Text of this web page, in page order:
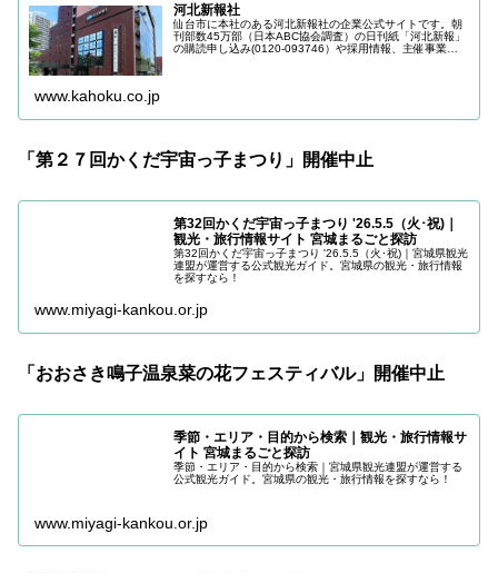
河北新報社
仙台市に本社のある河北新報社の企業公式サイトです。朝
刊部数45万部（日本ABC協会調査）の日刊紙「河北新報」
の購読申し込み(0120-093746）や採用情報、主催事業の
www.kahoku.co.jp
「第２７回かくだ宇宙っ子まつり」開催中止
第32回かくだ宇宙っ子まつり '26.5.5（火･祝)｜
観光・旅行情報サイト 宮城まるごと探訪
第32回かくだ宇宙っ子まつり '26.5.5（火･祝)｜宮城県観光
連盟が運営する公式観光ガイド。宮城県の観光・旅行情報
を探すなら！
www.miyagi-kankou.or.jp
「おおさき鳴子温泉菜の花フェスティバル」開催中止
季節・エリア・目的から検索｜観光・旅行情報サ
イト 宮城まるごと探訪
季節・エリア・目的から検索｜宮城県観光連盟が運営する
公式観光ガイド。宮城県の観光・旅行情報を探すなら！
www.miyagi-kankou.or.jp